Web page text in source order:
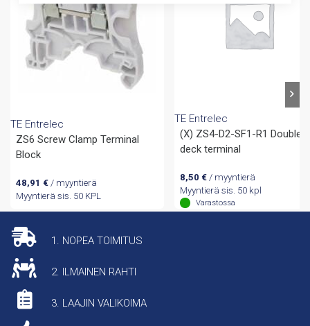
TE Entrelec
ZS6 Screw Clamp Terminal
Block
48,91 €/ myyntierä
Myyntierä sis. 50 KPL
TE Entrelec
(X) ZS4-D2-SF1-R1 Double
deck terminal
8,50 € / myyntierä
Myyntierä sis. 50 kpl
Varastossa
1. NOPEA TOIMITUS
2. ILMAINEN RAHTI
3. LAAJIN VALIKOIMA